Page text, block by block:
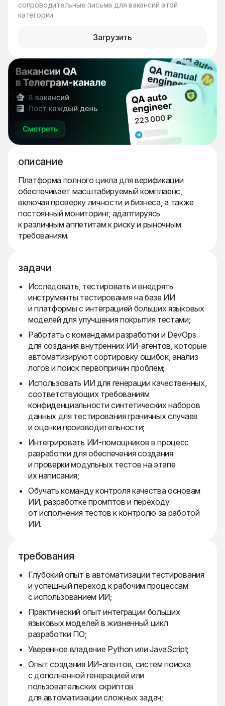
сопроводительные письма для вакансий этой
категории
Загрузить
описание
Платформа полного цикла для верификации
обеспечивает масштабируемый комплаенс,
включая проверку личности и бизнеса, а также
постоянный мониторинг, адаптируясь
к различным аппетитам к риску и рыночным
требованиям.
задачи
Исследовать, тестировать и внедрять
инструменты тестирования на базе ИИ
и платформы с интеграцией больших языковых
моделей для улучшения покрытия тестами;
Работать с командами разработки и DevOps
для создания внутренних ИИ-агентов, которые
автоматизируют сортировку ошибок, анализ
логов и поиск первопричин проблем;
Использовать ИИ для генерации качественных,
соответствующих требованиям
конфиденциальности синтетических наборов
данных для тестирования граничных случаев
и оценки производительности;
Интегрировать ИИ-помощников в процесс
разработки для обеспечения создания
и проверки модульных тестов на этапе
их написания;
Обучать команду контроля качества основам
ИИ, разработке промптов и переходу
от исполнения тестов к контролю за работой
ИИ.
требования
Глубокий опыт в автоматизации тестирования
и успешный переход к рабочим процессам
с использованием ИИ;
Практический опыт интеграции больших
языковых моделей в жизненный цикл
разработки ПО;
Уверенное владение Python или JavaScript;
Опыт создания ИИ-агентов, систем поиска
с дополненной генерацией или
пользовательских скриптов
для автоматизации сложных задач;